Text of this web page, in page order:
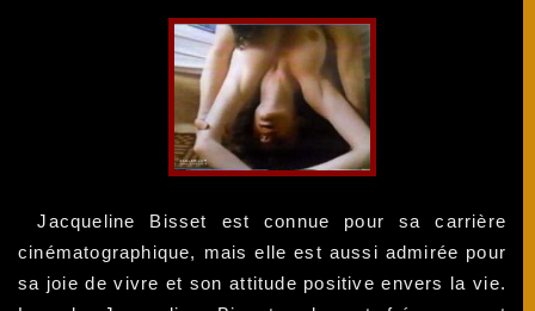
Jacqueline Bisset est connue pour sa carrière
cinématographique, mais elle est aussi admirée pour
sa joie de vivre et son attitude positive envers la vie.